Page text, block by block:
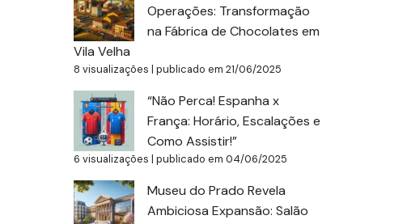
Operações: Transformação
na Fábrica de Chocolates em
Vila Velha
8 visualizações | publicado em 21/06/2025
“Não Perca! Espanha x
França: Horário, Escalações e
Como Assistir!”
6 visualizações | publicado em 04/06/2025
Museu do Prado Revela
Ambiciosa Expansão: Salão